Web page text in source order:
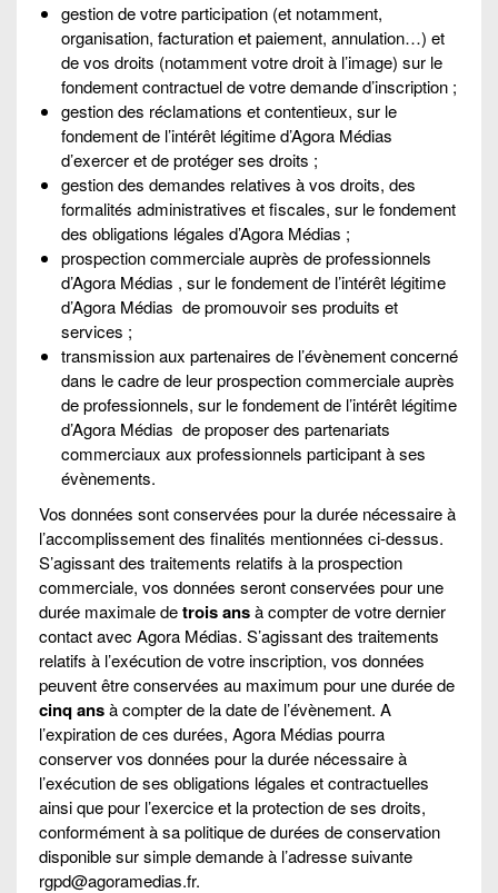
gestion de votre participation (et notamment,
organisation, facturation et paiement, annulation…) et
de vos droits (notamment votre droit à l’image) sur le
fondement contractuel de votre demande d’inscription ;
gestion des réclamations et contentieux, sur le
fondement de l’intérêt légitime d’Agora Médias
d’exercer et de protéger ses droits ;
gestion des demandes relatives à vos droits, des
formalités administratives et fiscales, sur le fondement
des obligations légales d’Agora Médias ;
prospection commerciale auprès de professionnels
d’Agora Médias , sur le fondement de l’intérêt légitime
d’Agora Médias de promouvoir ses produits et
services ;
transmission aux partenaires de l’évènement concerné
dans le cadre de leur prospection commerciale auprès
de professionnels, sur le fondement de l’intérêt légitime
d’Agora Médias de proposer des partenariats
commerciaux aux professionnels participant à ses
évènements.
Vos données sont conservées pour la durée nécessaire à
l’accomplissement des finalités mentionnées ci-dessus.
S’agissant des traitements relatifs à la prospection
commerciale, vos données seront conservées pour une
durée maximale detrois ansà compter de votre dernier
contact avec Agora Médias. S’agissant des traitements
relatifs à l’exécution de votre inscription, vos données
peuvent être conservées au maximum pour une durée de
cinq ansà compter de la date de l’évènement. A
l’expiration de ces durées, Agora Médias pourra
conserver vos données pour la durée nécessaire à
l’exécution de ses obligations légales et contractuelles
ainsi que pour l’exercice et la protection de ses droits,
conformément à sa politique de durées de conservation
disponible sur simple demande à l’adresse suivante
rgpd@agoramedias.fr.